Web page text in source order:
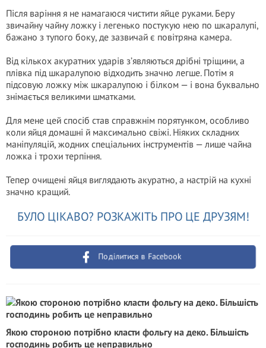
Після варіння я не намагаюся чистити яйце руками. Беру
звичайну чайну ложку і легенько постукую нею по шкаралупі,
бажано з тупого боку, де зазвичай є повітряна камера.
Від кількох акуратних ударів з’являються дрібні тріщини, а
плівка під шкаралупою відходить значно легше. Потім я
підсовую ложку між шкаралупою і білком — і вона буквально
знімається великими шматками.
Для мене цей спосіб став справжнім порятунком, особливо
коли яйця домашні й максимально свіжі. Ніяких складних
маніпуляцій, жодних спеціальних інструментів — лише чайна
ложка і трохи терпіння.
Тепер очищені яйця виглядають акуратно, а настрій на кухні
значно кращий.
БУЛО ЦІКАВО? РОЗКАЖІТЬ ПРО ЦЕ ДРУЗЯМ!
Поділитися в Facebook
Якою стороною потрібно класти фольгу на деко. Більшість
господинь робить це неправильно